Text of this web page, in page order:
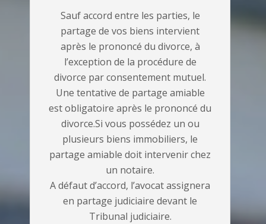
Sauf accord entre les parties, le
partage de vos biens intervient
après le prononcé du divorce, à
l’exception de la procédure de
divorce par consentement mutuel.
Une tentative de partage amiable
est obligatoire après le prononcé du
divorce.Si vous possédez un ou
plusieurs biens immobiliers, le
partage amiable doit intervenir chez
un notaire.
A défaut d’accord, l’avocat assignera
en partage judiciaire devant le
Tribunal judiciaire.